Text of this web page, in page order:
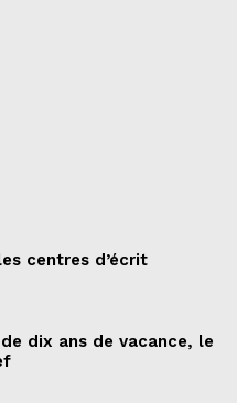
centres d’écrit
dix ans de vacance, le